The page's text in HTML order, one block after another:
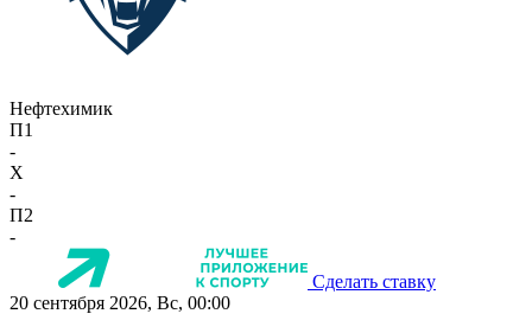
Нефтехимик
П1
-
X
-
П2
-
Сделать ставку
20 сентября 2026, Вс, 00:00